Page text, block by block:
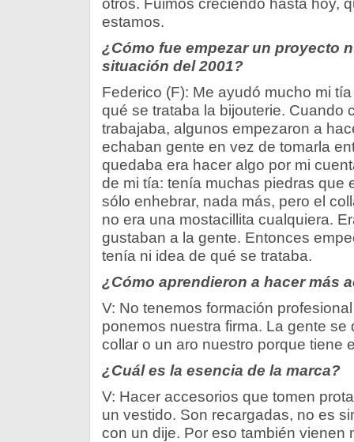
otros. Fuimos creciendo hasta hoy,
estamos.
¿Cómo fue empezar un proyecto
situación del 2001?
Federico (F): Me ayudó mucho mi
qué se trataba la bijouterie. Cuando
trabajaba, algunos empezaron a
echaban gente en vez de tomarla
quedaba era hacer algo por mi
de mi tía: tenía muchas piedras que
sólo enhebrar, nada más, pero el
no era una mostacillita cualquiera.
gustaban a la gente. Entonces
tenía ni idea de qué se trataba.
¿Cómo aprendieron a hacer más
V: No tenemos formación
ponemos nuestra firma. La gente
collar o un aro nuestro porque tiene
¿Cuál es la esencia de la marca?
V: Hacer accesorios que tomen
un vestido. Son recargadas, no es
con un dije. Por eso también vienen